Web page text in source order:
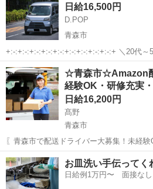
トとの両立も◎！...日給16,500円
D.POP
青森市
+:-:+:-:+:-:+:-:+:-:+:-:+:-:+:-:+:-:+ ＼20代
があれば未経験からでも始められる☆
定した収入が欲しい」 「自分のペ...
青森 青森市 ドライバー 置き配
☆青森市☆Amazon
経験OK・研修充実
日給16,200円
髙野
青森市
〖青森市で配送ドライバー大募集！未経
普通免許があれば、年齢・性別・学歴・
日」でプライベートも充実♪大手Amazon
力です！スマホ操作がで...
青森 青森市 ドライバー
お皿洗い手伝ってく
日給例1万円〜 面接なし